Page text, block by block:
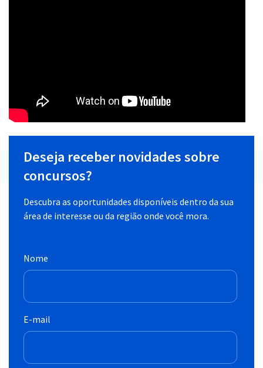
Deseja receber novidades sobre
concursos?
Descubra as oportunidades disponíveis dentro da sua
área de interesse ou da região onde você mora.
Nome
E-mail